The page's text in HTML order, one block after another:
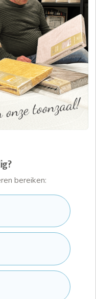
bereiken: